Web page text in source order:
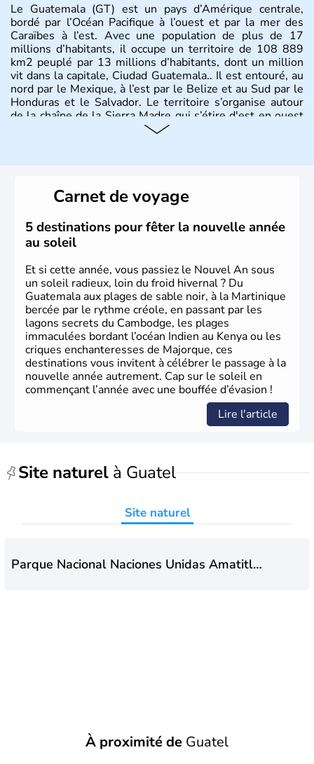
Le Guatemala (GT) est un pays d’Amérique centrale,
bordé par l’Océan Pacifique à l’ouest et par la mer des
Caraïbes à l’est. Avec une population de plus de 17
millions d’habitants, il occupe un territoire de 108 889
km2 peuplé par 13 millions d’habitants, dont un million
vit dans la capitale, Ciudad Guatemala.. Il est entouré, au
nord par le Mexique, à l’est par le Belize et au Sud par le
Honduras et le Salvador. Le territoire s’organise autour
de la chaîne de la Sierra Madre qui s’étire d'est en ouest
et culmine à 4211m au Mont Tajumulco,et se structure
Carnet de voyage
5 destinations pour fêter la nouvelle année
au soleil
Et si cette année, vous passiez le Nouvel An sous
un soleil radieux, loin du froid hivernal ? Du
Guatemala aux plages de sable noir, à la Martinique
bercée par le rythme créole, en passant par les
lagons secrets du Cambodge, les plages
immaculées bordant l’océan Indien au Kenya ou les
criques enchanteresses de Majorque, ces
destinations vous invitent à célébrer le passage à la
nouvelle année autrement. Cap sur le soleil en
commençant l’année avec une bouffée d’évasion !
Lire l'article
Site naturel à Guatel
Site naturel
Parque Nacional Naciones Unidas Amatitlán
À proximité de Guatel